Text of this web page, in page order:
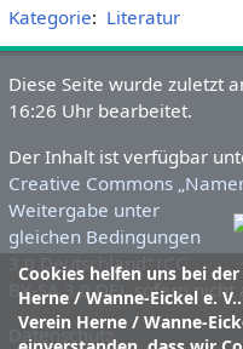
Kategorie: Literatur
Cookies helfen uns bei
Herne / Wanne-Eickel e.
Verein Herne / Wanne-
Diese Seite wurde zuletzt
16:26 Uhr bearbeitet.
Der Inhalt ist verfügbar
Creative Commons
Weitergabe unter
gleichen Bedingungen
3.0 Deutschland“ (CC
BY-SA 3.0 DE), sofern nicht
Datenschutz